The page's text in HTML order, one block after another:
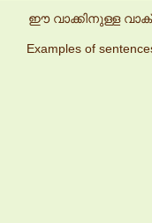
ഈ വാക്കിനുള്ള
Examples of